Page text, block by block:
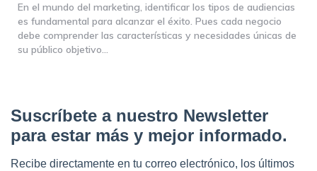
En el mundo del marketing, identificar los tipos de audiencias
es fundamental para alcanzar el éxito. Pues cada negocio
debe comprender las características y necesidades únicas de
su público objetivo…